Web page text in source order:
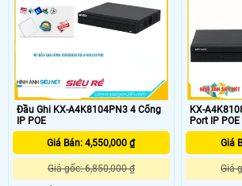
Đầu Ghi KX-A4K8104PN3 4 Cổng
IP POE
Giá Bán: 4,550,000 ₫
Giá gốc: 6,850,000 ₫
KX-
Port IP POE
Giá
Giá